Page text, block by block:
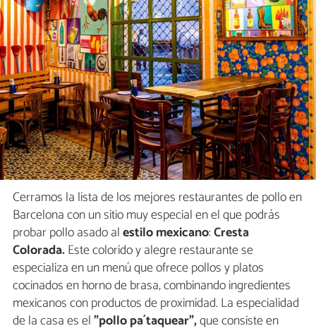
Cerramos la lista de los mejores restaurantes de pollo en
Barcelona con un sitio muy especial en el que podrás
probar pollo asado alestilo mexicano:Cresta
Colorada.Este colorido y alegre restaurante se
especializa en un menú que ofrece pollos y platos
cocinados en horno de brasa, combinando ingredientes
mexicanos con productos de proximidad. La especialidad
de la casa es el"pollo pa´taquear",que consiste en